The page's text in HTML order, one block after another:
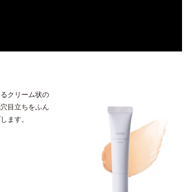
クリーム状の
目立ちをふん
ます。